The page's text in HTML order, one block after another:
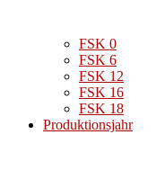
FSK 0
FSK 6
FSK 12
FSK 16
FSK 18
Produktionsjahr